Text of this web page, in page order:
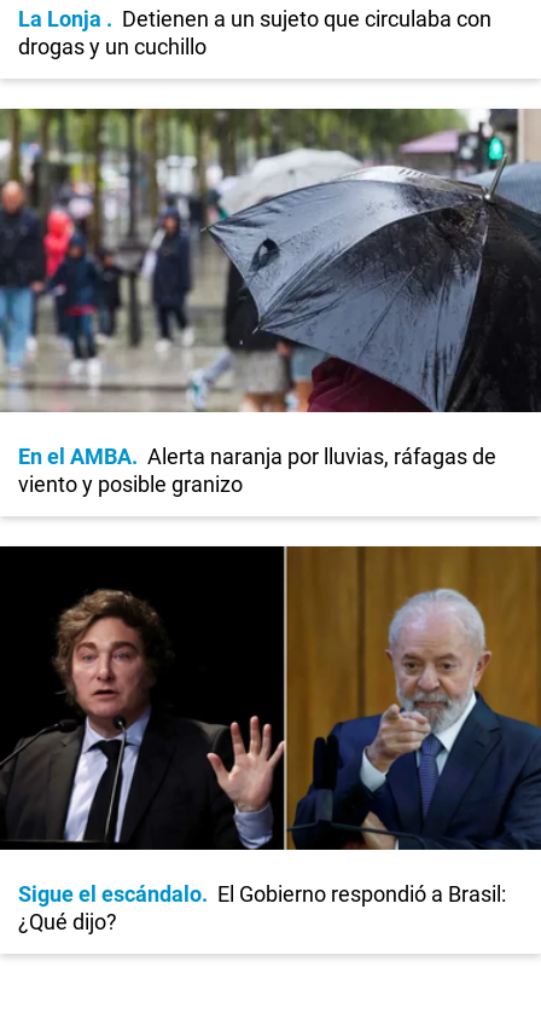
La Lonja
Detienen a un sujeto que circulaba con
drogas y un cuchillo
En el AMBA
Alerta naranja por lluvias, ráfagas de
viento y posible granizo
Sigue el escándalo
El Gobierno respondió a Brasil:
¿Qué dijo?